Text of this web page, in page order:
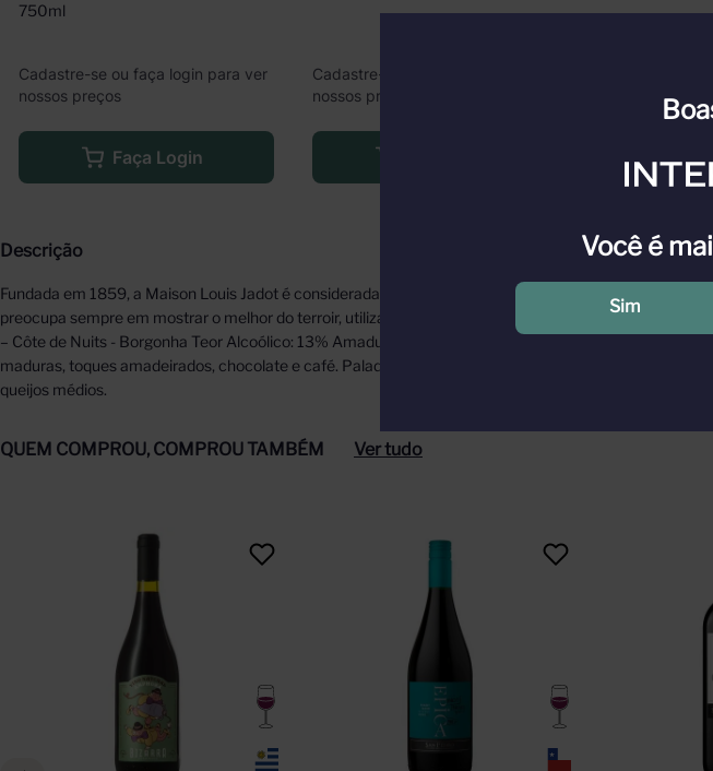
750ml
Cadastre-se ou faça login para ver
nossos preços
Faça Login
Cadastre-se ou faça login para ver
nossos preços
nossos preços
Descrição
Fundada em 1859, a Maison Louis Jadot é considerada uma das melhores produtoras de vinho do
preocupa sempre em mostrar o melhor do terroir, utilizando leveduras naturais presentes nas
– Côte de Nuits - Borgonha Teor Alcoólico: 13% Amadurecimento: 12 meses em barricas de
maduras, toques amadeirados, chocolate e café. Paladar: Intenso, complexo, persistente e taninos
queijos médios.
QUEM COMPROU, COMPROU TAMBÉM Ver tudo
Você é
Sim